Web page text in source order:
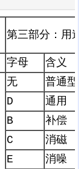
第三部分：用
字母 含义
无
普通型
D
通用
B
补偿
C
消磁
E
消噪